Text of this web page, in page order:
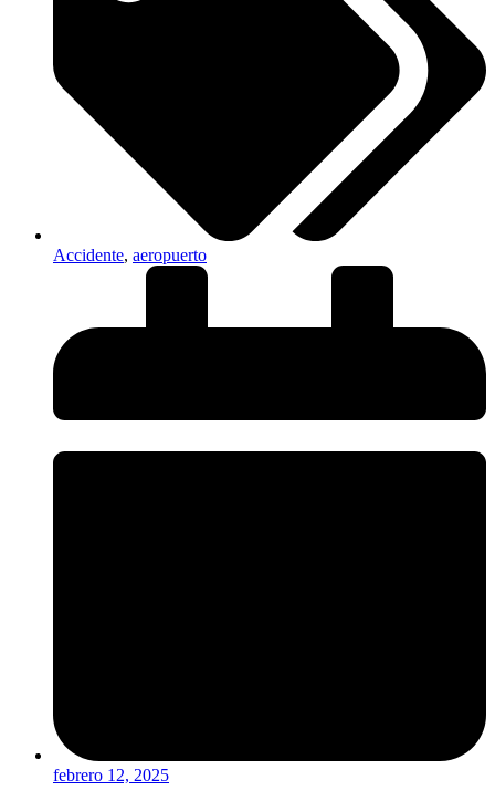
Accidente, aeropuerto
febrero 12, 2025